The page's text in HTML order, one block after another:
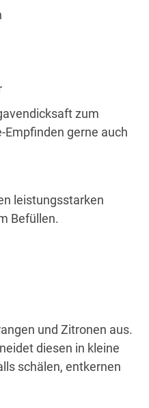
zum
Empfinden gerne auch
leistungsstarken
Befüllen.
und Zitronen aus.
diesen in kleine
schälen, entkernen